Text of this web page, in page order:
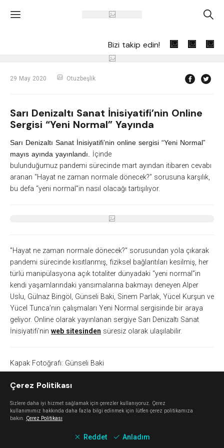
' A
Bizi takip edin!
29 May 2020 Otuzbeşlik
Sarı Denizaltı Sanat İnisiyatifi’nin Online
Sergisi “Yeni Normal” Yayında
Sarı Denizaltı Sanat İnisiyatifi’nin online sergisi “Yeni Normal”
mayıs ayında yayınlandı. İçinde
bulunduğumuz pandemi sürecinde mart ayından itibaren cevabı
aranan “Hayat ne zaman normale dönecek?” sorusuna karşılık,
bu defa “yeni normal”in nasıl olacağı tartışılıyor.
"Hayat ne zaman normale dönecek?" sorusundan yola çıkarak
pandemi sürecinde kısıtlanmış, fiziksel bağlantıları kesilmiş, her
türlü manipülasyona açık totaliter dünyadaki “yeni normal”in
kendi yaşamlarındaki yansımalarına bakmayı deneyen Alper
Uslu, Gülnaz Bingöl, Günseli Baki, Sinem Parlak, Yücel Kurşun ve
Yücel Tunca’nın çalışmaları Yeni Normal sergisinde bir araya
geliyor. Online olarak yayınlanan sergiye Sarı Denizaltı Sanat
İnisiyatifi’nin web sitesinden süresiz olarak ulaşılabilir.
Kapak Fotoğrafı: Günseli Baki
Benzer içerikler
Çerez Politikası
Sizlere daha iyi hizmet sağlamak için çerezler kullanıyoruz. Çerez
kullanımımız hakkında daha fazla bilgi edinmek için lütfen çerez politikamıza
bakın. Çerez Politikası
Reddet Anladım